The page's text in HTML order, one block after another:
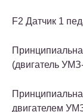
F2 Датчик 1
(двигатель
двигателем